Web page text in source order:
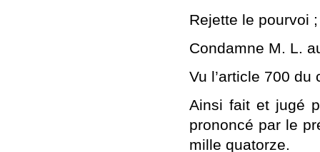
Rejette le pourvoi ;
Condamne M. L.
Vu l’article 700
Ainsi fait et jugé
prononcé par le
mille quatorze.